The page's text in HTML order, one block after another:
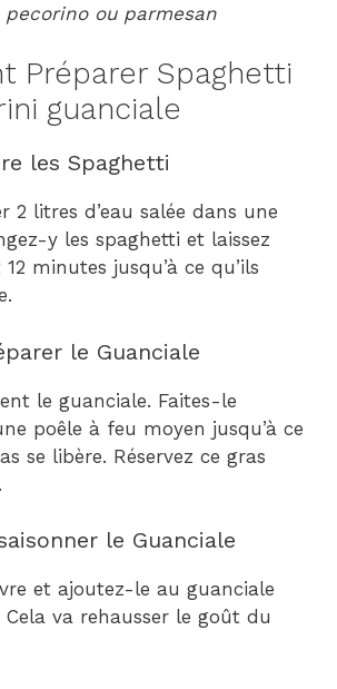
pecorino ou parmesan
Préparer Spaghetti
guanciale
les Spaghetti
2 litres d’eau salée dans une
y les spaghetti et laissez
minutes jusqu’à ce qu’ils
le Guanciale
le guanciale. Faites-le
poêle à feu moyen jusqu’à ce
se libère. Réservez ce gras
le Guanciale
et ajoutez-le au guanciale
va rehausser le goût du